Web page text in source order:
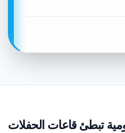
تبطئ قاعات الحفلات